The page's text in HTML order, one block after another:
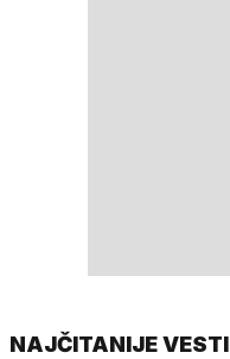
NAJČITANIJE VESTI